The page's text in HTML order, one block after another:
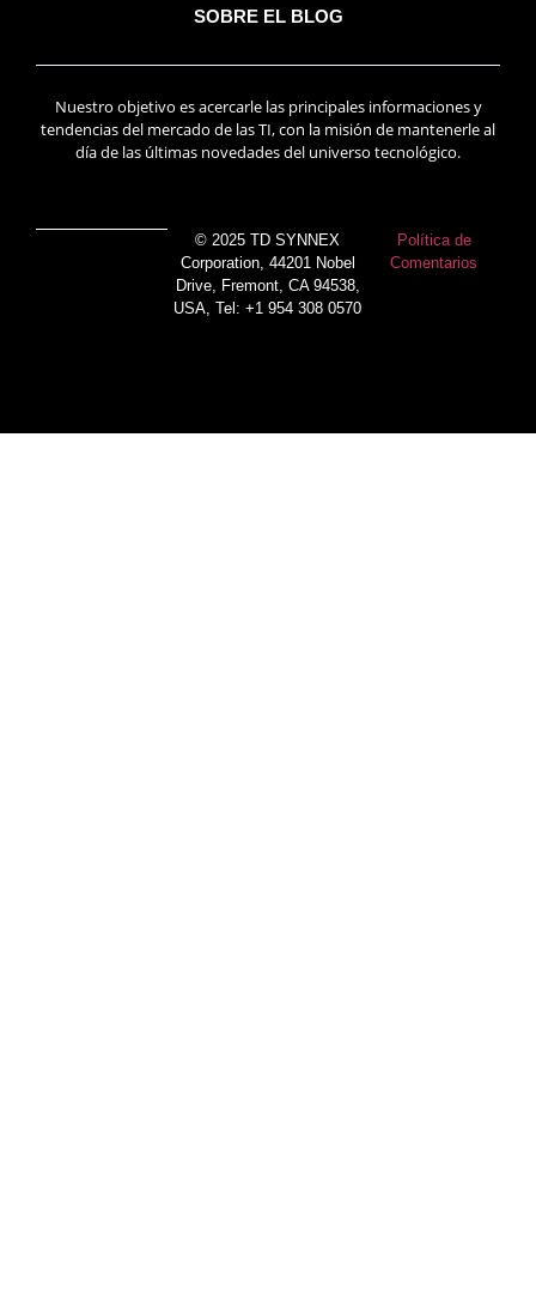
SOBRE EL BLOG
Nuestro objetivo es acercarle las principales informaciones y
tendencias del mercado de las TI, con la misión de mantenerle al
día de las últimas novedades del universo tecnológico.
© 2025 TD SYNNEX
Corporation, 44201 Nobel
Drive, Fremont, CA 94538,
USA, Tel: +1 954 308 0570
Política de
Comentarios